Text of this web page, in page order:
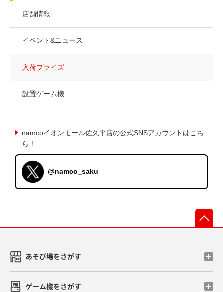
店舗情報
イベント&ニュース
入荷プライズ
設置ゲーム機
namcoイオンモール佐久平店の公式SNSアカウントはこち
ら！
@namco_saku
あそび場をさがす
ゲーム機をさがす